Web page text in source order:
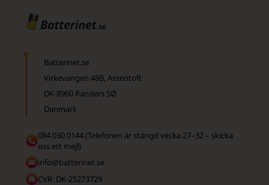
Batterinet.se
Virkevangen 48B, Assentoft
DK-8960 Randers SØ
Danmark
084 030 0144 (Telefonen är stängd vecka 27–32 – skicka
oss ett mejl)
info@batterinet.se
CVR: DK-25273729